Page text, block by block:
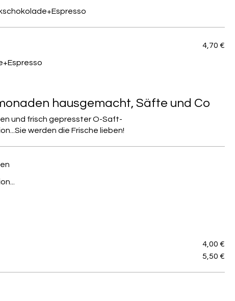
4,70 €
hausgemacht, Säfte und Co
und frisch gepresster O-Saft-
werden die Frische lieben!
4,00 €
5,50 €